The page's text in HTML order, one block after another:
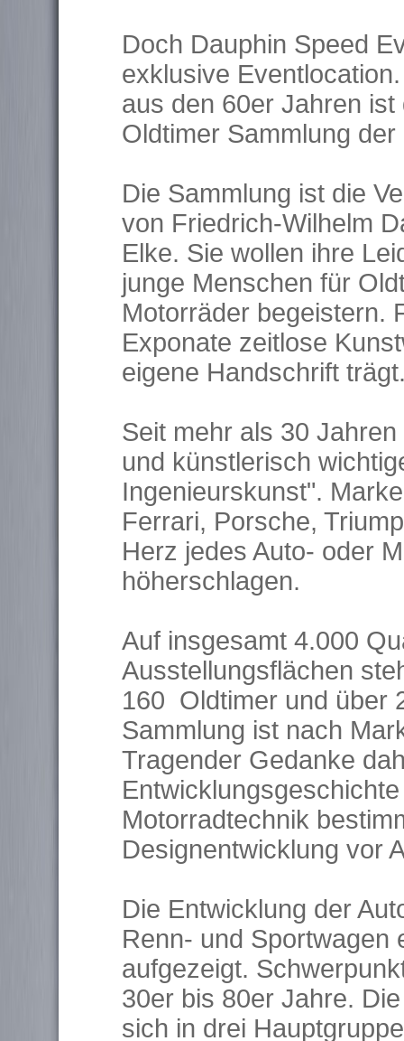
Doch Dauphin Speed
exklusive
aus den 60er Jahren
Oldtimer Sammlung
Die Sammlung ist die
von Friedrich-Wilhelm
Elke. Sie wollen ihre
junge Menschen für
Motorräder begeistern.
Exponate zeitlose
eigene Handschrift
Seit mehr als 30
und künstlerisch
Ingenieurskunst".
Ferrari, Porsche,
Herz jedes Auto- oder
höherschlagen.
Auf insgesamt 4.000
Ausstellungsflächen
160 Oldtimer und über
Sammlung ist nach
Tragender Gedanke
Motorradtechnik
Designentwicklung vor
Die Entwicklung der
Renn- und Sportwagen
aufgezeigt.
30er bis 80er Jahre.
sich in drei